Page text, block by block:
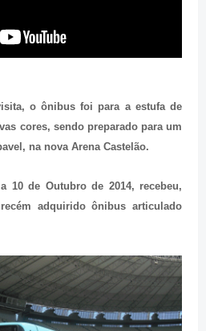
o ônibus foi para a estufa de
cores, sendo preparado para um
na nova Arena Castelão.
10 de Outubro de 2014, recebeu,
adquirido ônibus articulado